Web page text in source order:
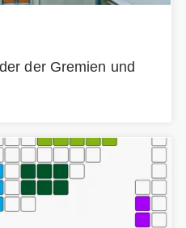
der Gremien und